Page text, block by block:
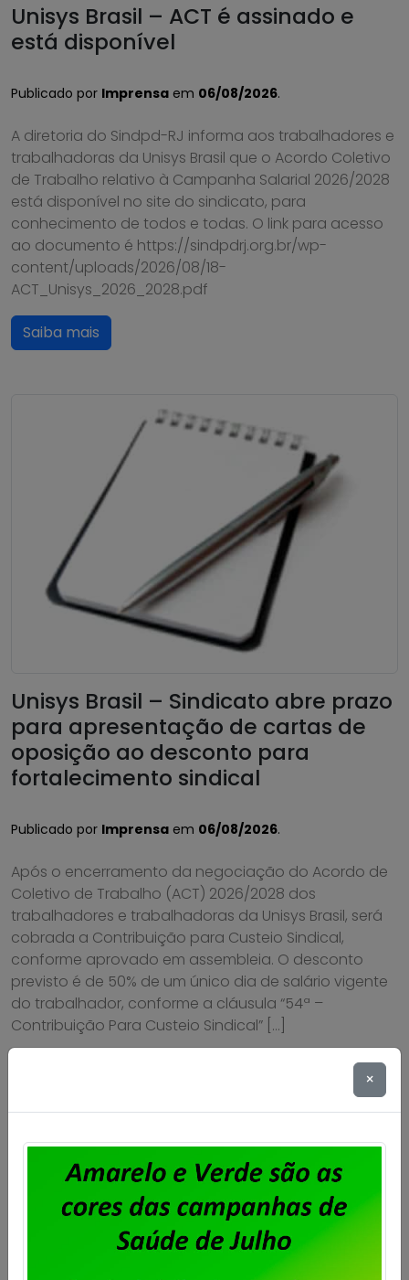
Unisys Brasil – ACT é assinado e
está disponível
Publicado por Imprensa em 06/08/2026.
A diretoria do Sindpd-RJ informa aos trabalhadores e
trabalhadoras da Unisys Brasil que o Acordo Coletivo
de Trabalho relativo à Campanha Salarial 2026/2028
está disponível no site do sindicato, para
conhecimento de todos e todas. O link para acesso
ao documento é https://sindpdrj.org.br/wp-
content/uploads/2026/08/18-
ACT_Unisys_2026_2028.pdf
Saiba mais
Unisys Brasil – Sindicato abre prazo
para apresentação de cartas de
oposição ao desconto para
fortalecimento sindical
Publicado por Imprensa em 06/08/2026.
Após o encerramento da negociação do Acordo de
Coletivo de Trabalho (ACT) 2026/2028 dos
trabalhadores e trabalhadoras da Unisys Brasil, será
cobrada a Contribuição para Custeio Sindical,
conforme aprovado em assembleia. O desconto
previsto é de 50% de um único dia de salário vigente
do trabalhador, conforme a cláusula “54ª –
Contribuição Para Custeio Sindical” […]
×